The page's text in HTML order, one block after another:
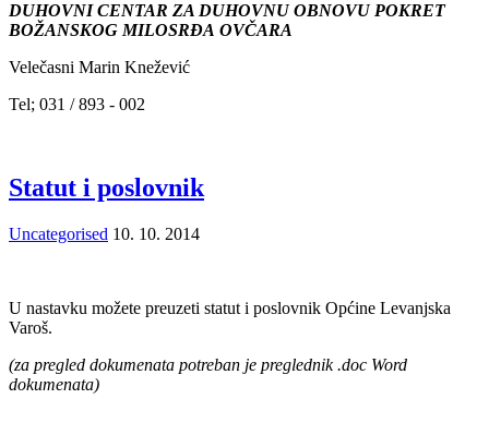
DUHOVNI CENTAR ZA DUHOVNU OBNOVU POKRET
BOŽANSKOG MILOSRĐA OVČARA
Velečasni Marin Knežević
Tel; 031 / 893 - 002
Statut i poslovnik
Uncategorised 10. 10. 2014
U nastavku možete preuzeti statut i poslovnik Općine Levanjska
Varoš.
(za pregled dokumenata potreban je preglednik .doc Word
dokumenata)